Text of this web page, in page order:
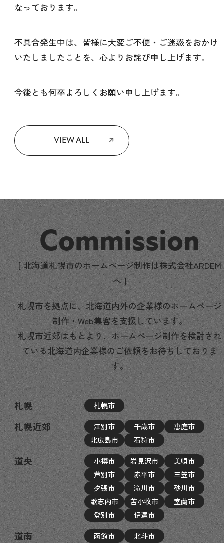
なっております。
不具合発生中は、皆様に大変ご不便・ご迷惑をおかけ
いたしましたことを、心よりお詫び申し上げます。
今後とも何卒よろしくお願い申し上げます。
VIEW ALL
Commission
[ 北海道札幌市のホームページ制作は株式会社ARDEM
へ ]
札幌市を拠点に、北海道内外の企業様のホームページ
制作・Web集客を支援しています。
札幌市近郊はもとより、ホームページ制作を検討され
ている北海道内企業様のご依頼をお待ちしておりま
す。
札幌 札幌市
札幌近郊 江別市 千歳市
恵庭市
北広島市
石狩市
道央 小樽市 岩見沢市
美唄市
芦別市
赤平市
三笠市
夕張市
滝川市
砂川市
歌志内市
苫小牧市
室蘭市
登別市
伊達市
道南 函館市 北斗市